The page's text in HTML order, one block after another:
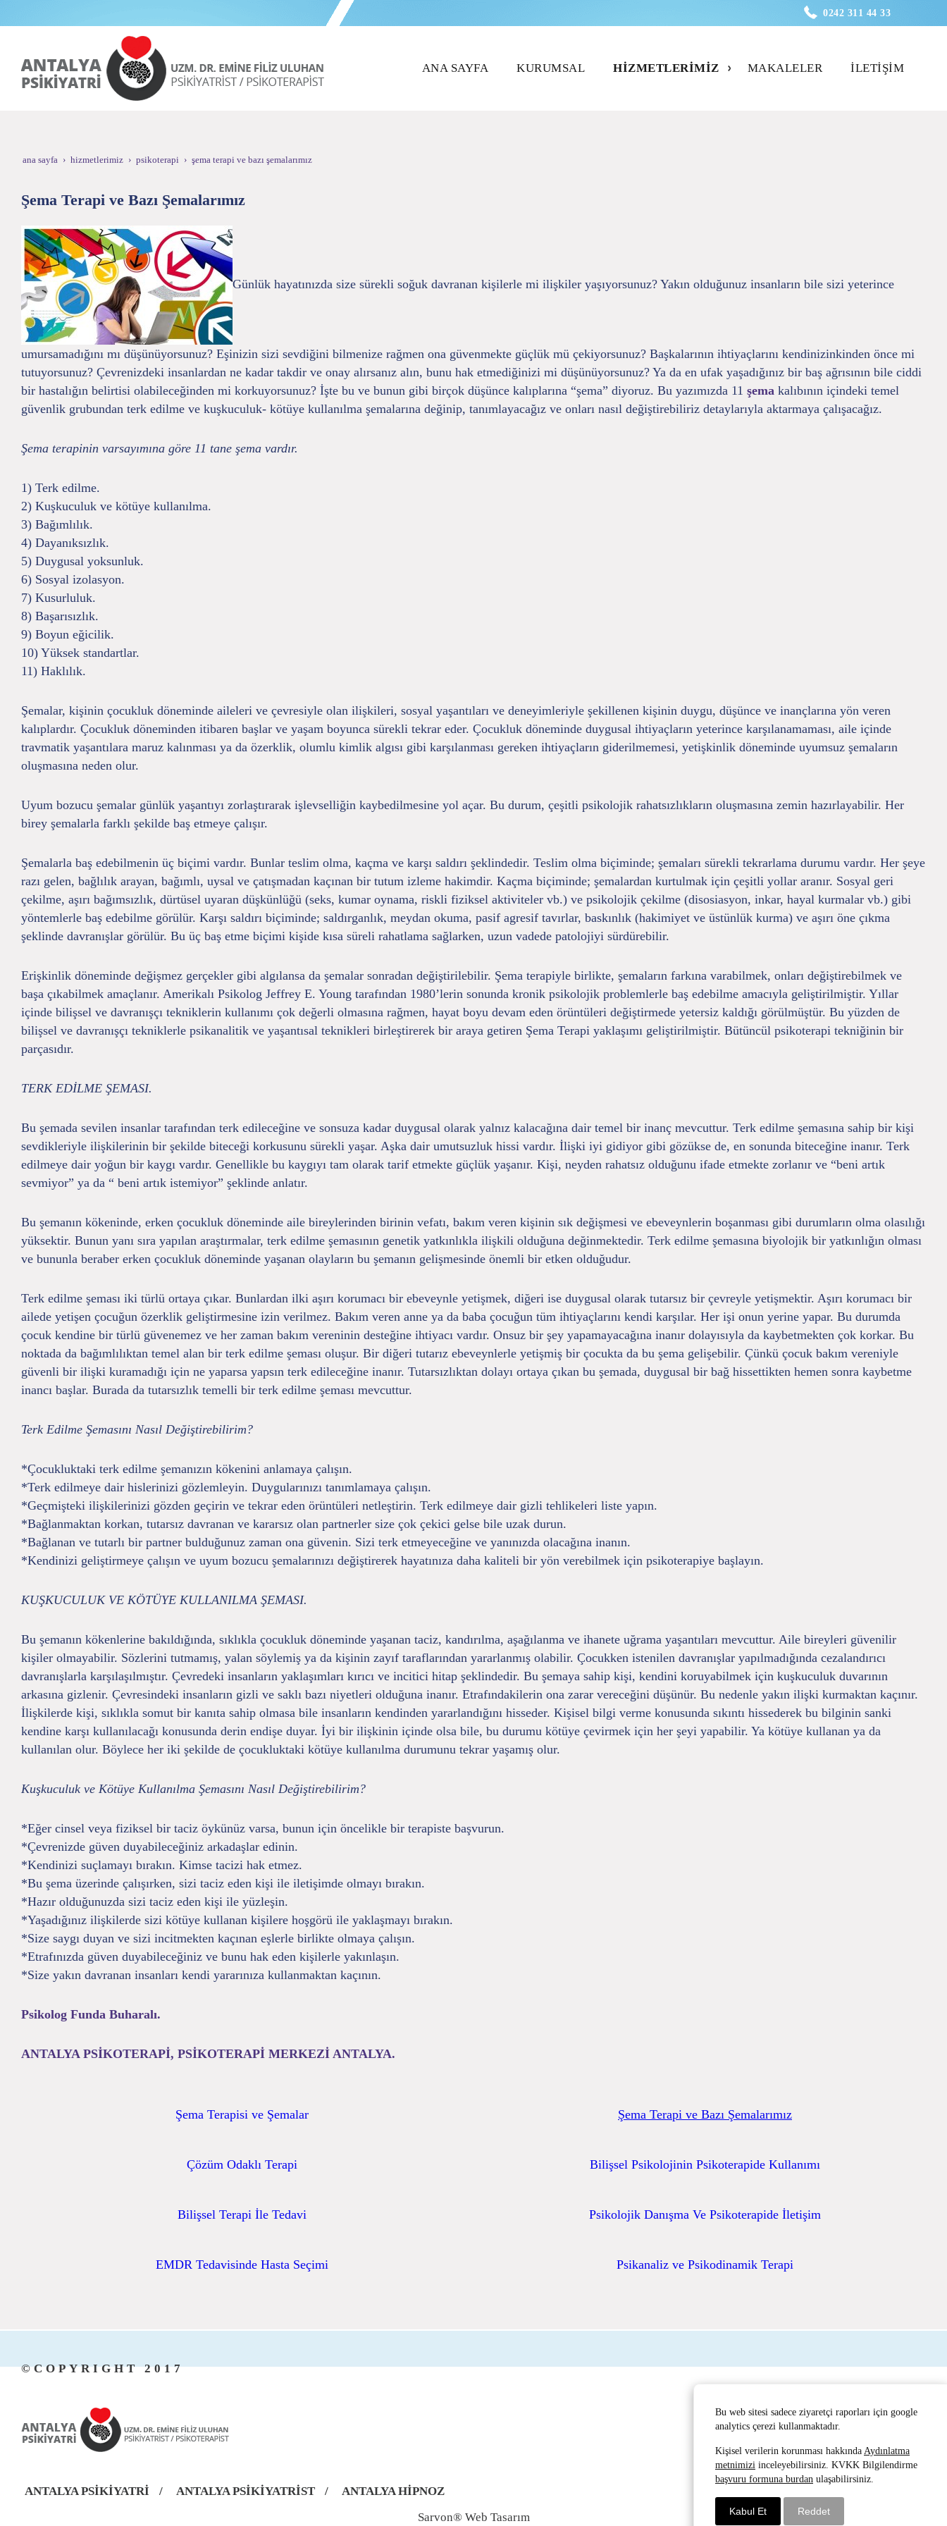
0242 311 44 33
ANA SAYFA KURUMSAL HIZMETLERIMIZ MAKALELER İLETIŞIM
ana sayfa hizmetlerimiz psikoterapi şema terapi ve bazı şemalarımız
Şema Terapi ve Bazı Şemalarımız
Günlük hayatınızda size sürekli soğuk davranan kişilerle mi ilişkiler yaşıyorsunuz? Yakın olduğunuz insanların bile sizi yeterince
umursamadığını mı düşünüyorsunuz? Eşinizin sizi sevdiğini bilmenize rağmen ona güvenmekte güçlük mü çekiyorsunuz? Başkalarının ihtiyaçlarını kendinizinkinden önce mi
tutuyorsunuz? Çevrenizdeki insanlardan ne kadar takdir ve onay alırsanız alın, bunu hak etmediğinizi mi düşünüyorsunuz? Ya da en ufak yaşadığınız bir baş ağrısının bile ciddi
bir hastalığın belirtisi olabileceğinden mi korkuyorsunuz? İşte bu ve bunun gibi birçok düşünce kalıplarına “şema” diyoruz. Bu yazımızda 11 şema kalıbının içindeki temel
güvenlik grubundan terk edilme ve kuşkuculuk- kötüye kullanılma şemalarına değinip, tanımlayacağız ve onları nasıl değiştirebiliriz detaylarıyla aktarmaya çalışacağız.
Şema terapinin varsayımına göre 11 tane şema vardır.
1) Terk edilme.
2) Kuşkuculuk ve kötüye kullanılma.
3) Bağımlılık.
4) Dayanıksızlık.
5) Duygusal yoksunluk.
6) Sosyal izolasyon.
7) Kusurluluk.
8) Başarısızlık.
9) Boyun eğicilik.
10) Yüksek standartlar.
11) Haklılık.
Şemalar, kişinin çocukluk döneminde aileleri ve çevresiyle olan ilişkileri, sosyal yaşantıları ve deneyimleriyle şekillenen kişinin duygu, düşünce ve inançlarına yön veren
kalıplardır. Çocukluk döneminden itibaren başlar ve yaşam boyunca sürekli tekrar eder. Çocukluk döneminde duygusal ihtiyaçların yeterince karşılanamaması, aile içinde
travmatik yaşantılara maruz kalınması ya da özerklik, olumlu kimlik algısı gibi karşılanması gereken ihtiyaçların giderilmemesi, yetişkinlik döneminde uyumsuz şemaların
oluşmasına neden olur.
Uyum bozucu şemalar günlük yaşantıyı zorlaştırarak işlevselliğin kaybedilmesine yol açar. Bu durum, çeşitli psikolojik rahatsızlıkların oluşmasına zemin hazırlayabilir. Her
birey şemalarla farklı şekilde baş etmeye çalışır.
Şemalarla baş edebilmenin üç biçimi vardır. Bunlar teslim olma, kaçma ve karşı saldırı şeklindedir. Teslim olma biçiminde; şemaları sürekli tekrarlama durumu vardır. Her şeye
razı gelen, bağlılık arayan, bağımlı, uysal ve çatışmadan kaçınan bir tutum izleme hakimdir. Kaçma biçiminde; şemalardan kurtulmak için çeşitli yollar aranır. Sosyal geri
çekilme, aşırı bağımsızlık, dürtüsel uyaran düşkünlüğü (seks, kumar oynama, riskli fiziksel aktiviteler vb.) ve psikolojik çekilme (disosiasyon, inkar, hayal kurmalar vb.) gibi
yöntemlerle baş edebilme görülür. Karşı saldırı biçiminde; saldırganlık, meydan okuma, pasif agresif tavırlar, baskınlık (hakimiyet ve üstünlük kurma) ve aşırı öne çıkma
şeklinde davranışlar görülür. Bu üç baş etme biçimi kişide kısa süreli rahatlama sağlarken, uzun vadede patolojiyi sürdürebilir.
Erişkinlik döneminde değişmez gerçekler gibi algılansa da şemalar sonradan değiştirilebilir. Şema terapiyle birlikte, şemaların farkına varabilmek, onları değiştirebilmek ve
başa çıkabilmek amaçlanır. Amerikalı Psikolog Jeffrey E. Young tarafından 1980’lerin sonunda kronik psikolojik problemlerle baş edebilme amacıyla geliştirilmiştir. Yıllar
içinde bilişsel ve davranışçı tekniklerin kullanımı çok değerli olmasına rağmen, hayat boyu devam eden örüntüleri değiştirmede yetersiz kaldığı görülmüştür. Bu yüzden de
bilişsel ve davranışçı tekniklerle psikanalitik ve yaşantısal teknikleri birleştirerek bir araya getiren Şema Terapi yaklaşımı geliştirilmiştir. Bütüncül psikoterapi tekniğinin bir
parçasıdır.
TERK EDİLME ŞEMASI.
Bu şemada sevilen insanlar tarafından terk edileceğine ve sonsuza kadar duygusal olarak yalnız kalacağına dair temel bir inanç mevcuttur. Terk edilme şemasına sahip bir kişi
sevdikleriyle ilişkilerinin bir şekilde biteceği korkusunu sürekli yaşar. Aşka dair umutsuzluk hissi vardır. İlişki iyi gidiyor gibi gözükse de, en sonunda biteceğine inanır. Terk
edilmeye dair yoğun bir kaygı vardır. Genellikle bu kaygıyı tam olarak tarif etmekte güçlük yaşanır. Kişi, neyden rahatsız olduğunu ifade etmekte zorlanır ve “beni artık
sevmiyor” ya da “ beni artık istemiyor” şeklinde anlatır.
Bu şemanın kökeninde, erken çocukluk döneminde aile bireylerinden birinin vefatı, bakım veren kişinin sık değişmesi ve ebeveynlerin boşanması gibi durumların olma olasılığı
yüksektir. Bunun yanı sıra yapılan araştırmalar, terk edilme şemasının genetik yatkınlıkla ilişkili olduğuna değinmektedir. Terk edilme şemasına biyolojik bir yatkınlığın olması
ve bununla beraber erken çocukluk döneminde yaşanan olayların bu şemanın gelişmesinde önemli bir etken olduğudur.
Terk edilme şeması iki türlü ortaya çıkar. Bunlardan ilki aşırı korumacı bir ebeveynle yetişmek, diğeri ise duygusal olarak tutarsız bir çevreyle yetişmektir. Aşırı korumacı bir
ailede yetişen çocuğun özerklik geliştirmesine izin verilmez. Bakım veren anne ya da baba çocuğun tüm ihtiyaçlarını kendi karşılar. Her işi onun yerine yapar. Bu durumda
çocuk kendine bir türlü güvenemez ve her zaman bakım vereninin desteğine ihtiyacı vardır. Onsuz bir şey yapamayacağına inanır dolayısıyla da kaybetmekten çok korkar. Bu
noktada da bağımlılıktan temel alan bir terk edilme şeması oluşur. Bir diğeri tutarız ebeveynlerle yetişmiş bir çocukta da bu şema gelişebilir. Çünkü çocuk bakım vereniyle
güvenli bir ilişki kuramadığı için ne yaparsa yapsın terk edileceğine inanır. Tutarsızlıktan dolayı ortaya çıkan bu şemada, duygusal bir bağ hissettikten hemen sonra kaybetme
inancı başlar. Burada da tutarsızlık temelli bir terk edilme şeması mevcuttur.
Terk Edilme Şemasını Nasıl Değiştirebilirim?
*Çocukluktaki terk edilme şemanızın kökenini anlamaya çalışın.
*Terk edilmeye dair hislerinizi gözlemleyin. Duygularınızı tanımlamaya çalışın.
*Geçmişteki ilişkilerinizi gözden geçirin ve tekrar eden örüntüleri netleştirin. Terk edilmeye dair gizli tehlikeleri liste yapın.
*Bağlanmaktan korkan, tutarsız davranan ve kararsız olan partnerler size çok çekici gelse bile uzak durun.
*Bağlanan ve tutarlı bir partner bulduğunuz zaman ona güvenin. Sizi terk etmeyeceğine ve yanınızda olacağına inanın.
*Kendinizi geliştirmeye çalışın ve uyum bozucu şemalarınızı değiştirerek hayatınıza daha kaliteli bir yön verebilmek için psikoterapiye başlayın.
KUŞKUCULUK VE KÖTÜYE KULLANILMA ŞEMASI.
Bu şemanın kökenlerine bakıldığında, sıklıkla çocukluk döneminde yaşanan taciz, kandırılma, aşağılanma ve ihanete uğrama yaşantıları mevcuttur. Aile bireyleri güvenilir
kişiler olmayabilir. Sözlerini tutmamış, yalan söylemiş ya da kişinin zayıf taraflarından yararlanmış olabilir. Çocukken istenilen davranışlar yapılmadığında cezalandırıcı
davranışlarla karşılaşılmıştır. Çevredeki insanların yaklaşımları kırıcı ve incitici hitap şeklindedir. Bu şemaya sahip kişi, kendini koruyabilmek için kuşkuculuk duvarının
arkasına gizlenir. Çevresindeki insanların gizli ve saklı bazı niyetleri olduğuna inanır. Etrafındakilerin ona zarar vereceğini düşünür. Bu nedenle yakın ilişki kurmaktan kaçınır.
İlişkilerde kişi, sıklıkla somut bir kanıta sahip olmasa bile insanların kendinden yararlandığını hisseder. Kişisel bilgi verme konusunda sıkıntı hissederek bu bilginin sanki
kendine karşı kullanılacağı konusunda derin endişe duyar. İyi bir ilişkinin içinde olsa bile, bu durumu kötüye çevirmek için her şeyi yapabilir. Ya kötüye kullanan ya da
kullanılan olur. Böylece her iki şekilde de çocukluktaki kötüye kullanılma durumunu tekrar yaşamış olur.
Kuşkuculuk ve Kötüye Kullanılma Şemasını Nasıl Değiştirebilirim?
*Eğer cinsel veya fiziksel bir taciz öykünüz varsa, bunun için öncelikle bir terapiste başvurun.
*Çevrenizde güven duyabileceğiniz arkadaşlar edinin.
*Kendinizi suçlamayı bırakın. Kimse tacizi hak etmez.
*Bu şema üzerinde çalışırken, sizi taciz eden kişi ile iletişimde olmayı bırakın.
*Hazır olduğunuzda sizi taciz eden kişi ile yüzleşin.
*Yaşadığınız ilişkilerde sizi kötüye kullanan kişilere hoşgörü ile yaklaşmayı bırakın.
*Size saygı duyan ve sizi incitmekten kaçınan eşlerle birlikte olmaya çalışın.
*Etrafınızda güven duyabileceğiniz ve bunu hak eden kişilerle yakınlaşın.
*Size yakın davranan insanları kendi yararınıza kullanmaktan kaçının.
Psikolog Funda Buharalı.
ANTALYA PSİKOTERAPİ, PSİKOTERAPİ MERKEZİ ANTALYA.
Şema Terapisi ve Şemalar Şema Terapi ve Bazı Şemalarımız
Çözüm Odaklı Terapi Bilişsel Psikolojinin Psikoterapide Kullanımı
Bilişsel Terapi İle Tedavi Psikolojik Danışma Ve Psikoterapide İletişim
EMDR Tedavisinde Hasta Seçimi Psikanaliz ve Psikodinamik Terapi
©COPYRIGHT 2017
ANTALYA PSİKİYATRİ / ANTALYA PSİKİYATRİST / ANTALYA HİPNOZ
Bu web sitesi sadece ziyaretçi raporları için google
analytics çerezi kullanmaktadır.
Kişisel verilerin korunması hakkında Aydınlatma
metnimizi inceleyebilirsiniz. KVKK Bilgilendirme
başvuru formuna burdan ulaşabilirsiniz.
Kabul Et Reddet
Sarvon® Web Tasarım